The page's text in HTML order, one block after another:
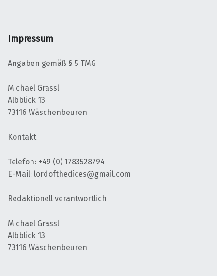
Impressum
Angaben gemäß § 5 TMG
Michael Grassl
Albblick 13
73116 Wäschenbeuren
Kontakt
Telefon: +49 (0) 1783528794
E-Mail: lordofthedices@gmail.com
Redaktionell verantwortlich
Michael Grassl
Albblick 13
73116 Wäschenbeuren